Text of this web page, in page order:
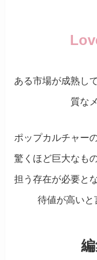
ある市場が成熟し
質な
ポップカルチャー
驚くほど巨大なも
担う存在が必要と
待値が高いと